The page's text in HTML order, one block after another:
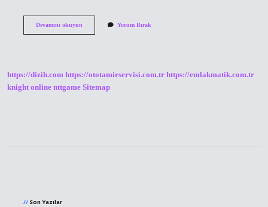
Devamını okuyunDilin
Yorum Bırak
https://dizih.com https://ototamirservisi.com.tr https://emlakmatik.com.tr
knight online nttgame Sitemap
Son Yazılar